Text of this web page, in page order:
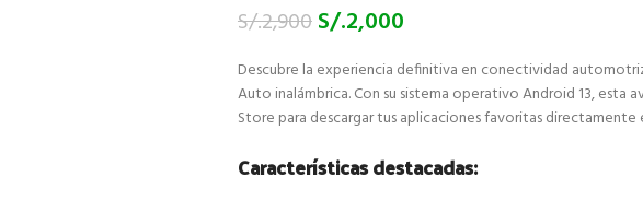
S/.2,900S/.2,000
Descubre la experiencia definitiva en conectividad
Auto inalámbrica. Con su sistema operativo Android 13, esta
Store para descargar tus aplicaciones favoritas directamente
Características destacadas: